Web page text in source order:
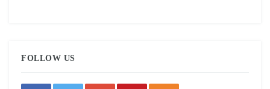
FOLLOW US